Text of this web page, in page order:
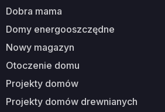
dobra mama
domy energooszczędne
nowy magazyn
otoczenie domu
projekty domów
projekty domów drewnianych